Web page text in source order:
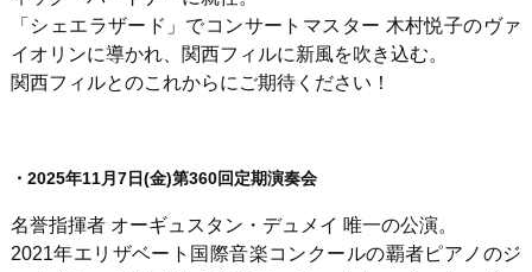
「シェエラザード」でコンサートマスター 木村悦子のヴァ
イオリンに導かれ、関西フィルに新風を吹き込む。
関西フィルとのこれからにご期待ください！
・2025年11月7日(金)第360回定期演奏会
名誉指揮者 オーギュスタン・デュメイ 唯一の公演。
2021年エリザベート国際音楽コンクールの覇者ピアノのジ